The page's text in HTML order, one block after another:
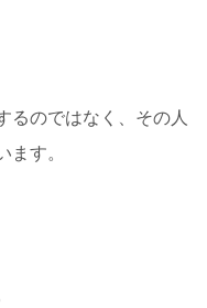
るのではなく、その人
ます。